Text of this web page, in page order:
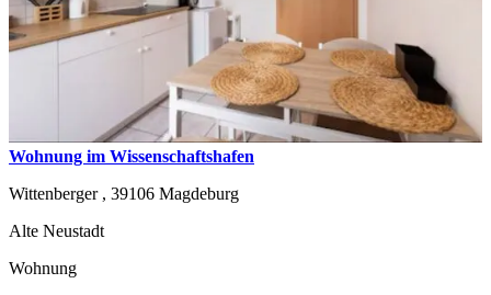
Wohnung im Wissenschaftshafen
Wittenberger , 39106 Magdeburg
Alte Neustadt
Wohnung